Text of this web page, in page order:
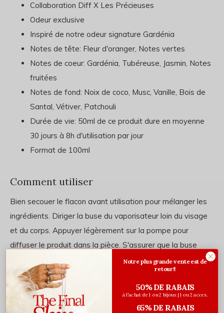
Collaboration Diff X Les Précieuses
Odeur exclusive
Inspiré de notre odeur signature Gardénia
Notes de tête: Fleur d'oranger, Notes vertes
Notes de coeur: Gardénia, Tubéreuse, Jasmin, Notes
fruitées
Notes de fond: Noix de coco, Musc, Vanille, Bois de
Santal, Vétiver, Patchouli
Durée de vie: 50ml de ce produit dure en moyenne
30 jours à 8h d'utilisation par jour
Format de 100ml
Comment utiliser
Bien secouer le flacon avant utilisation pour mélanger les
ingrédients. Diriger la buse du vaporisateur loin du visage
et du corps. Appuyer légèrement sur la pompe pour
diffuser le produit dans la pièce. S'assurer que la buse
revienne en position initiale. Éviter de pulvériser
directement sur les tissus, les surfaces en bois ou les
objets délicats. Répéter l'opération au besoin pour
rafraîchir l'atmosphère de la pièce. Bien refermer le
Notre plus grande vente est de
retour!!
50% DE RABAIS
à l'achat de 1 ou 2 bijoux | 1 ou 2 acces.
65% DE RABAIS